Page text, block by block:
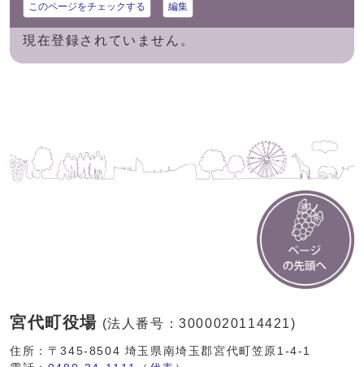
このページをチェックする 編集
現在登録されていません。
宮代町役場 (法人番号：3000020114421)
住所：〒345-8504 埼玉県南埼玉郡宮代町笠原1-4-1